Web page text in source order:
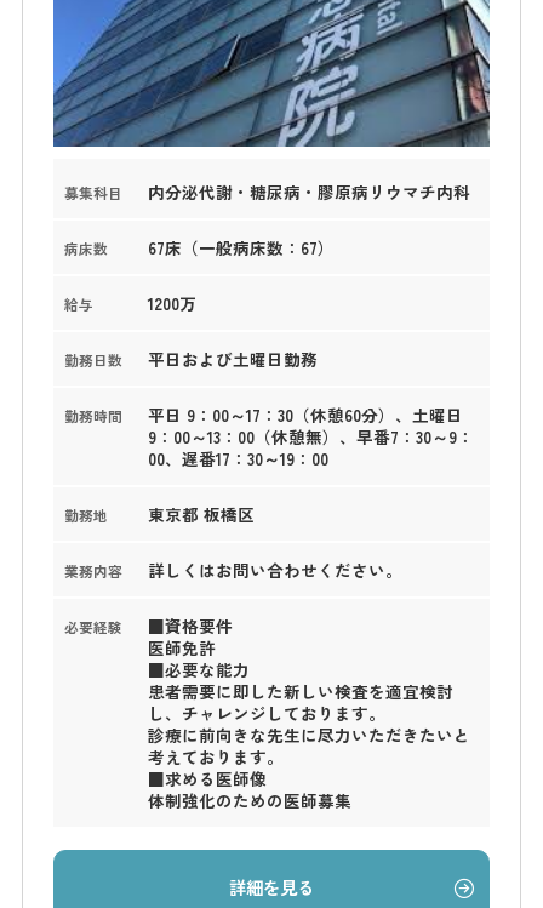
募集科目 内分泌代謝・糖尿病・膠原病リウマチ内科
病床数 67床（一般病床数：67）
給与 1200万
勤務日数 平日および土曜日勤務
勤務時間
平日 9：00～17：30（休憩60分）、土曜日
9：00～13：00（休憩無）、早番7：30～9：
00、遅番17：30～19：00
勤務地 東京都 板橋区
業務内容 詳しくはお問い合わせください。
必要経験
■資格要件
医師免許
■必要な能力
患者需要に即した新しい検査を適宜検討
し、チャレンジしております。
診療に前向きな先生に尽力いただきたいと
考えております。
■求める医師像
体制強化のための医師募集
詳細を見る